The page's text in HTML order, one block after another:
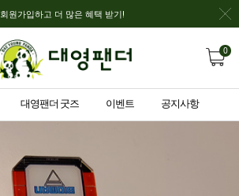
회원가입하고 더 많은 혜택 받기!
0
대영팬더 굿즈 이벤트 공지사항